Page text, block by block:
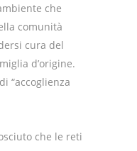
che
comunità
cura del
d’origine.
“accoglienza
che le reti